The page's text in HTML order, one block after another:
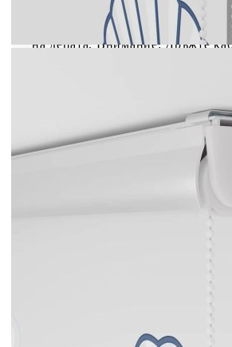
зависимост от вашите нужди, а
щипка за кабел, за да се повиши
на децата. Внимание: Дръжте
Материал: PEVA
винилацетат)
Материал на горната
Широчина на плата: 66 см
Включени са монтажни
С конектор за верига